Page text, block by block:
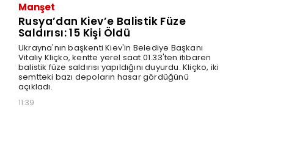
Manşet
Rusya’dan Kiev’e Balistik Füze
Saldırısı: 15 Kişi Öldü
Ukrayna'nın başkenti Kiev'in Belediye Başkanı
Vitaliy Kliçko, kentte yerel saat 01.33'ten itibaren
balistik füze saldırısı yapıldığını duyurdu. Kliçko, iki
semtteki bazı depoların hasar gördüğünü
açıkladı.
11:39